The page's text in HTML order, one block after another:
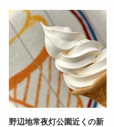
野辺地常夜灯公園近くの新